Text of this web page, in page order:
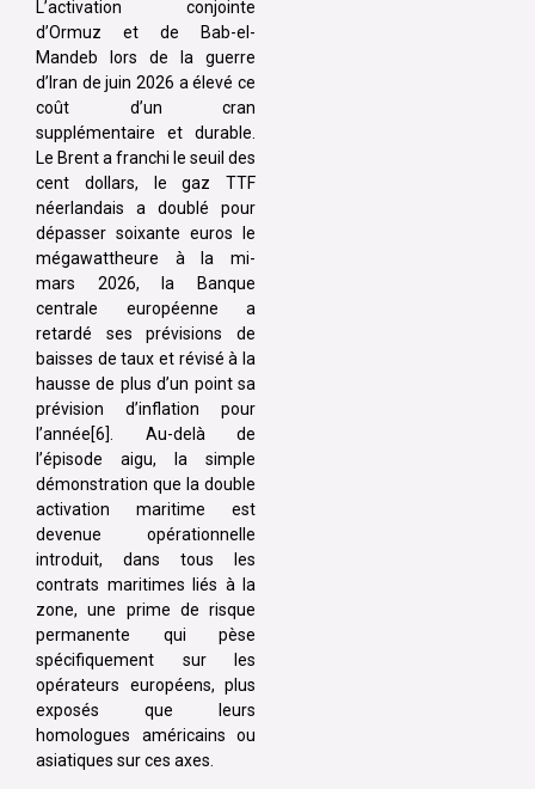
L’activation conjointe
d’Ormuz et de Bab-el-
Mandeb lors de la guerre
d’Iran de juin 2026 a élevé ce
coût d’un cran
supplémentaire et durable.
Le Brent a franchi le seuil des
cent dollars, le gaz TTF
néerlandais a doublé pour
dépasser soixante euros le
mégawattheure à la mi-
mars 2026, la Banque
centrale européenne a
retardé ses prévisions de
baisses de taux et révisé à la
hausse de plus d’un point sa
prévision d’inflation pour
l’année[6]. Au-delà de
l’épisode aigu, la simple
démonstration que la double
activation maritime est
devenue opérationnelle
introduit, dans tous les
contrats maritimes liés à la
zone, une prime de risque
permanente qui pèse
spécifiquement sur les
opérateurs européens, plus
exposés que leurs
homologues américains ou
asiatiques sur ces axes.